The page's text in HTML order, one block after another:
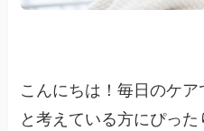
こんにちは！毎日のケ
と考えている方にぴっ